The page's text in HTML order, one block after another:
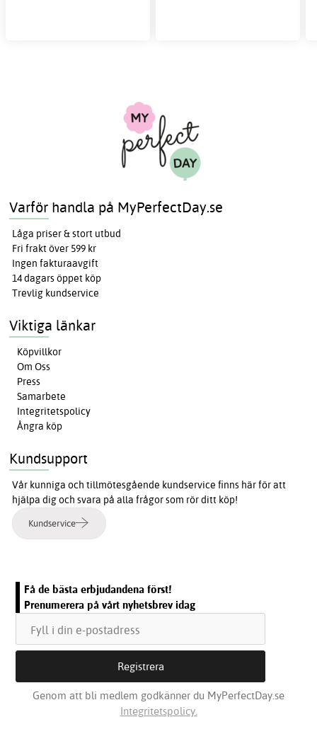
Varför handla på MyPerfectDay.se
Låga priser & stort utbud
Fri frakt över 599 kr
Ingen fakturaavgift
14 dagars öppet köp
Trevlig kundservice
Viktiga länkar
Köpvillkor
Om Oss
Press
Samarbete
Integritetspolicy
Ångra köp
Kundsupport
Vår kunniga och tillmötesgående kundservice finns här för att
hjälpa dig och svara på alla frågor som rör ditt köp!
Kundservice
Få de bästa erbjudandena först!
Prenumerera på vårt nyhetsbrev idag
Genom att bli medlem godkänner du MyPerfectDay.se
Integritetspolicy.